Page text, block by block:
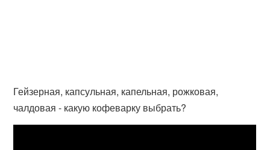
Гейзерная, капсульная, капельная, рожковая,
чалдовая - какую кофеварку выбрать?